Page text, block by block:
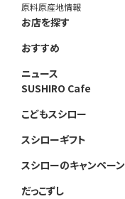
原料原産地情報
お店を探す
おすすめ
ニュース
SUSHIRO Cafe
こどもスシロー
スシローギフト
スシローのキャンペーン
だっこずし